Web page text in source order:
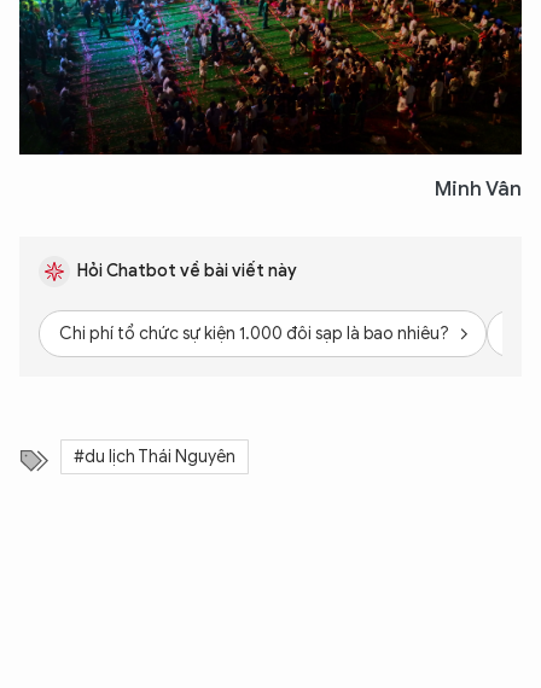
Minh Vân
Hỏi Chatbot về bài viết này
Chi phí tổ chức sự kiện 1.000 đôi sạp là bao nhiêu?
#du lịch Thái Nguyên